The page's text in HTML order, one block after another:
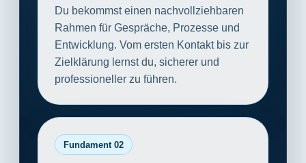
Du bekommst einen nachvollziehbaren
Rahmen für Gespräche, Prozesse und
Entwicklung. Vom ersten Kontakt bis zur
Zielklärung lernst du, sicherer und
professioneller zu führen.
Fundament 02